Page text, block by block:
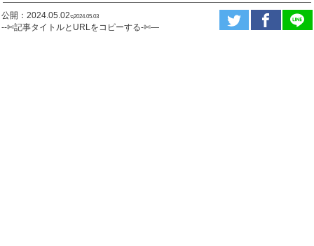
公開：2024.05.02ಇ2024.05.03
--✄記事タイトルとURLをコピーする-✄—